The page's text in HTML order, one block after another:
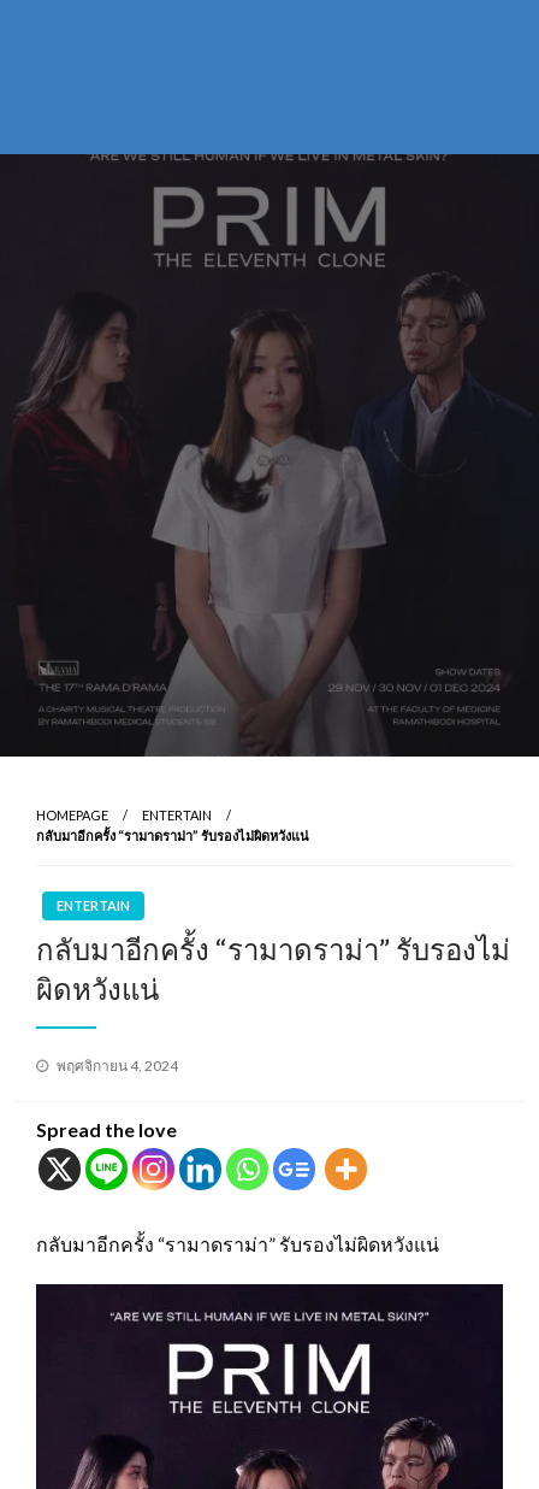
HOMEPAGE
ENTERTAIN
กลับมาอีกครั้ง “รามาดราม่า” รับรองไม่ผิดหวังแน่
ENTERTAIN
กลับมาอีกครั้ง “รามาดราม่า” รับรองไม่
ผิดหวังแน่
Posted
พฤศจิกายน 4, 2024
Spread the love
กลับมาอีกครั้ง “รามาดราม่า” รับรองไม่ผิดหวังแน่